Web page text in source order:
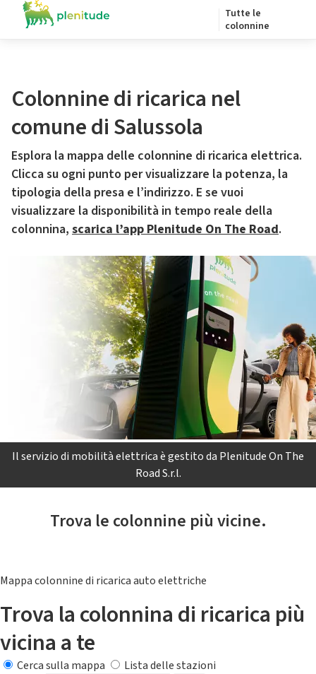
Tutte le
colonnine
Colonnine di ricarica nel
comune di Salussola
Esplora la mappa delle colonnine di ricarica elettrica.
Clicca su ogni punto per visualizzare la potenza, la
tipologia della presa e l’indirizzo. E se vuoi
visualizzare la disponibilità in tempo reale della
colonnina, scarica l’app Plenitude On The Road.
Il servizio di mobilità elettrica è gestito da Plenitude On The
Road S.r.l.
Trova le colonnine più vicine.
Mappa colonnine di ricarica auto elettriche
Trova la colonnina di ricarica più
vicina a te
Cerca sulla mappa
Lista delle stazioni